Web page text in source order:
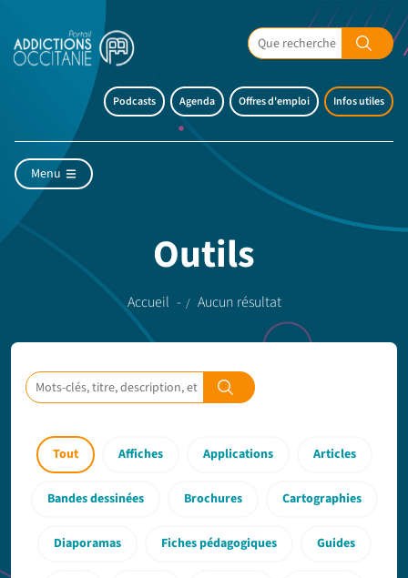
Podcasts Agenda Offres d'emploi Infos utiles
Menu
Outils
Accueil Aucun résultat
Tout Affiches Applications Articles
Bandes dessinées Brochures Cartographies
Diaporamas Fiches pédagogiques Guides